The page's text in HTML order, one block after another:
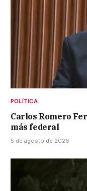
POLÍTICA
Carlos Romero
más federal
5 de agosto de 2026